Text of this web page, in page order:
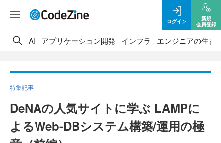
ログイン
新規
会員登録
AI アプリケーション開発 インフラ エンジニアの生き
特集記事
DeNAの人気サイトに学ぶ LAMPに
よるWeb-DBシステム構築/運用の極